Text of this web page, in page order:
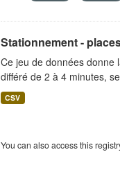
Stationnement -
Ce jeu de données donne
différé de 2 à 4 minutes,
CSV
You can also access this